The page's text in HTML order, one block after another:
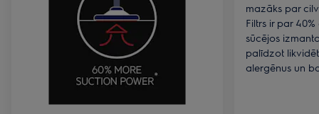
mazāks par
Filtrs ir par
sūcējos
palīdzot
alergēnus un